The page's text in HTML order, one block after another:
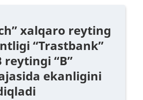
xalqaro reyting
“Trastbank”
reytingi “B”
ekanligini